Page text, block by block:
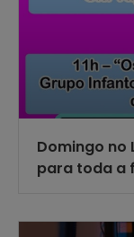
Domingo no
para toda a